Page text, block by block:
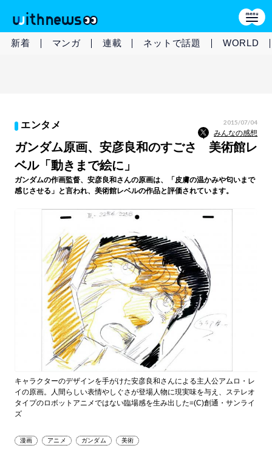
新着 マンガ 連載 ネットで話題 WORLD
エンタメ 2015/07/04
みんなの感想
ガンダム原画、安彦良和のすごさ 美術館レ
ベル「動きまで絵に」
ガンダムの作画監督、安彦良和さんの原画は、「皮膚の温かみや匂いまで
感じさせる」と言われ、美術館レベルの作品と評価されています。
キャラクターのデザインを手がけた安彦良和さんによる主人公アムロ・レ
イの原画。人間らしい表情やしぐさが登場人物に現実味を与え、ステレオ
タイプのロボットアニメではない臨場感を生み出した=(C)創通・サンライ
ズ
漫画 アニメ ガンダム 美術